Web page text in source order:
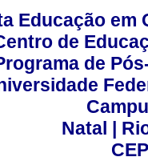
Educação em
de
de
Natal |